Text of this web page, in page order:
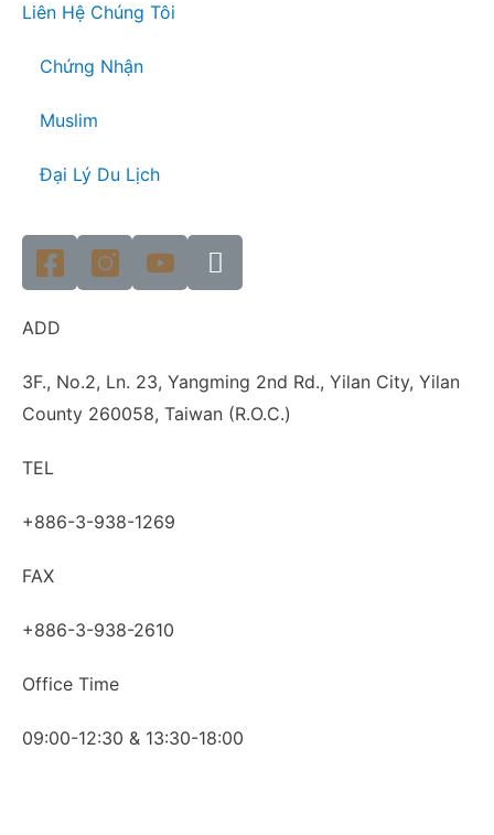
Liên Hệ Chúng Tôi
Chứng Nhận
Muslim
Đại Lý Du Lịch
ADD
3F., No.2, Ln. 23, Yangming 2nd Rd., Yilan City, Yilan
County 260058, Taiwan (R.O.C.)
TEL
+886-3-938-1269​
FAX
+886-3-938-2610
Office Time
09:00-12:30 & 13:30-18:00